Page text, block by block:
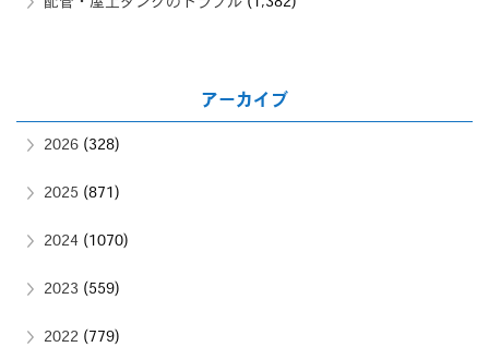
アーカイブ
2026 (328)
2025 (871)
2024 (1070)
2023 (559)
2022 (779)